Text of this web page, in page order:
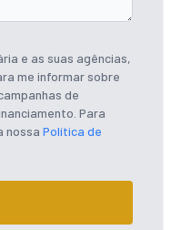
e as suas agências,
me informar sobre
de
Para
nossa Política de